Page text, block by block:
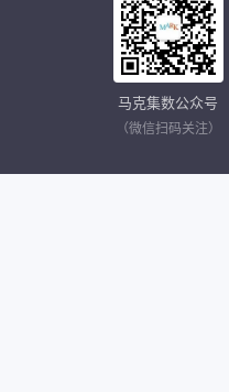
马克集数公众号
（微信扫码关注）